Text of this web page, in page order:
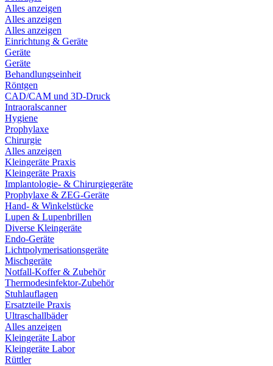
Alles anzeigen
Alles anzeigen
Alles anzeigen
Einrichtung & Geräte
Geräte
Geräte
Behandlungseinheit
Röntgen
CAD/CAM und 3D-Druck
Intraoralscanner
Hygiene
Prophylaxe
Chirurgie
Alles anzeigen
Kleingeräte Praxis
Kleingeräte Praxis
Implantologie- & Chirurgiegeräte
Prophylaxe & ZEG-Geräte
Hand- & Winkelstücke
Lupen & Lupenbrillen
Diverse Kleingeräte
Endo-Geräte
Lichtpolymerisationsgeräte
Mischgeräte
Notfall-Koffer & Zubehör
Thermodesinfektor-Zubehör
Stuhlauflagen
Ersatzteile Praxis
Ultraschallbäder
Alles anzeigen
Kleingeräte Labor
Kleingeräte Labor
Rüttler